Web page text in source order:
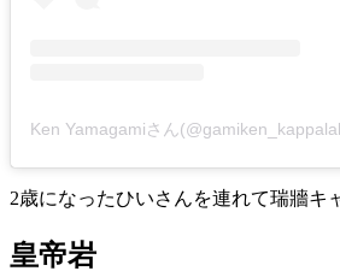
Ken Yamagamiさん
2歳になったひいさんを連れて瑞牆キ
皇帝岩